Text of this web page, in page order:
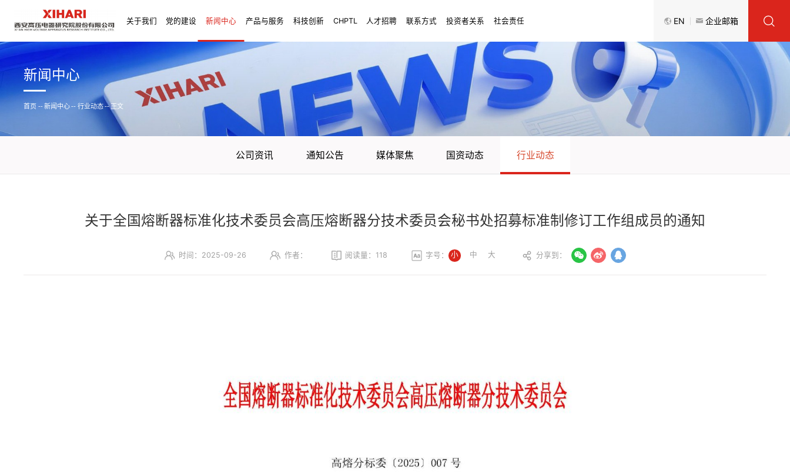
EN 企业邮箱
关于我们 党的建设 新闻中心 产品与服务 科技创新 CHPTL 人才招聘 联系方式 投资者关系 社会责任
新闻中心
首页 -- 新闻中心 -- 行业动态 -- 正文
公司资讯 通知公告 媒体聚焦 国资动态 行业动态
关于全国熔断器标准化技术委员会高压熔断器分技术委员会秘书处招募标准制修订工作组成员的通知
时间：2025-09-26 作者： 阅读量： 118 字号： 小 中 大 分享到：